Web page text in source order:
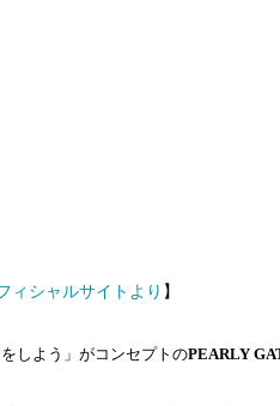
ィシャルサイトより 】
しよう」がコンセプトのPEARLY